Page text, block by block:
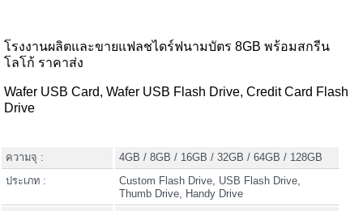
โรงงานผลิตและขายแฟลชไดร์ฟนามบัตร 8GB พร้อมสกรีน
โลโก้ ราคาส่ง
Wafer USB Card, Wafer USB Flash Drive, Credit Card Flash
Drive
ความจุ :
4GB / 8GB / 16GB / 32GB / 64GB / 128GB
ประเภท :
Custom Flash Drive, USB Flash Drive,
Thumb Drive, Handy Drive